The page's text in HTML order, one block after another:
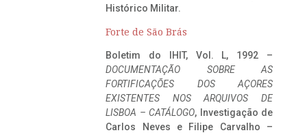
Histórico Militar.
Forte de São Brás
Boletim do IHIT, Vol. L, 1992 –
DOCUMENTAÇÃO SOBRE AS
FORTIFICAÇÕES DOS AÇORES
EXISTENTES NOS ARQUIVOS DE
LISBOA – CATÁLOGO, Investigação de
Carlos Neves e Filipe Carvalho –